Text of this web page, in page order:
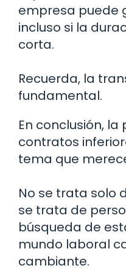
empresa puede
incluso si la
corta.
Recuerda, la
fundamental.
En conclusión,
contratos
tema que
No se trata solo
se trata de
búsqueda de
mundo laboral
cambiante.